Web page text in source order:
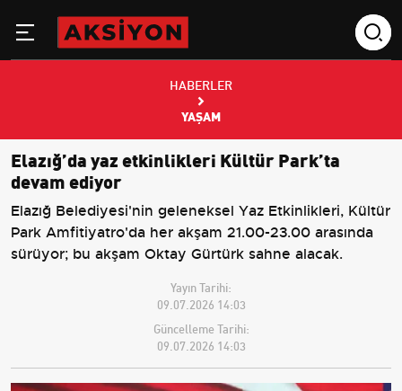
HABERLER
YAŞAM
Elazığ’da yaz etkinlikleri Kültür Park’ta
devam ediyor
Elazığ Belediyesi'nin geleneksel Yaz Etkinlikleri, Kültür
Park Amfitiyatro'da her akşam 21.00-23.00 arasında
sürüyor; bu akşam Oktay Gürtürk sahne alacak.
Yayın Tarihi:
09.07.2026 14:03
Güncelleme Tarihi:
09.07.2026 14:03